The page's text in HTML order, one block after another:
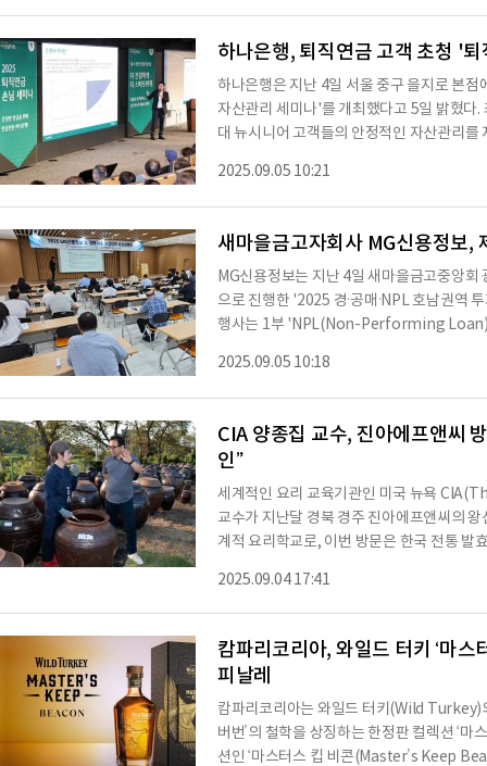
트너십을 강화하고 해외 주요 거점에서의
로운
하나은행, 퇴직연금 고객 초청 '
하나은행은 지난 4일 서울 중구 을지로 본
자산관리 세미나'를 개최했다고 5일 밝혔다
대 뉴시니어 고객들의 안정적인 자산관리
지’ 소개 ▲전문가와의 1:1 개별상담 등 실
다.특히, 이날 세미나는 점심시간을 활용한
담 없이 참석할 수 있도록 진행됐다. 세미나
2025.09.05 10:21
새마을금고자회사 MG신용정보,
MG신용정보는 지난 4일 새마을금고중앙회
으로 진행한 '2025 경·공매·NPL 호남권역
행사는 1부 'NPL(Non-Performing Loan)
이해' 세션으로 꾸려졌다. '월급쟁이 경매전
커니즘을 알기 쉽게 풀어낸 뒤, 최근 부동산
있는 주요 리스크와 대응 방안을 제시했다.
2025.09.05 10:18
CIA 양종집 교수, 진아에프앤씨
인”
세계적인 요리 교육기관인 미국 뉴욕
교수가 지난달 경북 경주 진아에프앤씨의
계적 요리학교로, 이번 방문은 한국 전통 발
셰프로 활동한 경력을 갖고 있다. 최근에는
한식 세계화에 힘쓰고 있다.경주 왕신장독대
을 직접 살펴보고, 메주방과 천일염 저장 공
2025.09.04 17:41
캄파리코리아, 와일드 터키 ‘마
피날레
캄파리코리아는 와일드 터키(Wild Turkey)
버번’의 철학을 상징하는 한정판 컬렉션 ‘
션인 ‘마스터스 킵 비콘(Master’s Keep